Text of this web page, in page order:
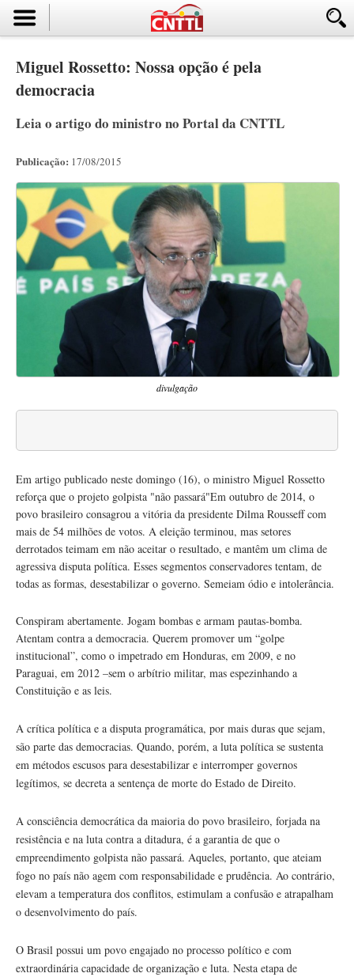
Miguel Rossetto: Nossa opção é pela
democracia
Leia o artigo do ministro no Portal da CNTTL
Publicação: 17/08/2015
divulgação
Em artigo publicado neste domingo (16), o ministro Miguel Rossetto
reforça que o projeto golpista "não passará"Em outubro de 2014, o
povo brasileiro consagrou a vitória da presidente Dilma Rousseff com
mais de 54 milhões de votos. A eleição terminou, mas setores
derrotados teimam em não aceitar o resultado, e mantêm um clima de
agressiva disputa política. Esses segmentos conservadores tentam, de
todas as formas, desestabilizar o governo. Semeiam ódio e intolerância.
Conspiram abertamente. Jogam bombas e armam pautas-bomba.
Atentam contra a democracia. Querem promover um “golpe
institucional”, como o impetrado em Honduras, em 2009, e no
Paraguai, em 2012 –sem o arbítrio militar, mas espezinhando a
Constituição e as leis.
A crítica política e a disputa programática, por mais duras que sejam,
são parte das democracias. Quando, porém, a luta política se sustenta
em métodos escusos para desestabilizar e interromper governos
legítimos, se decreta a sentença de morte do Estado de Direito.
A consciência democrática da maioria do povo brasileiro, forjada na
resistência e na luta contra a ditadura, é a garantia de que o
empreendimento golpista não passará. Aqueles, portanto, que ateiam
fogo no país não agem com responsabilidade e prudência. Ao contrário,
elevam a temperatura dos conflitos, estimulam a confusão e atrapalham
o desenvolvimento do país.
O Brasil possui um povo engajado no processo político e com
extraordinária capacidade de organização e luta. Nesta etapa de